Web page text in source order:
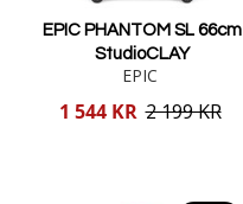
EPIC PHANTOM SL 66cm
StudioCLAY
EPIC
Reducerat
1 544 KR 2 199 KR